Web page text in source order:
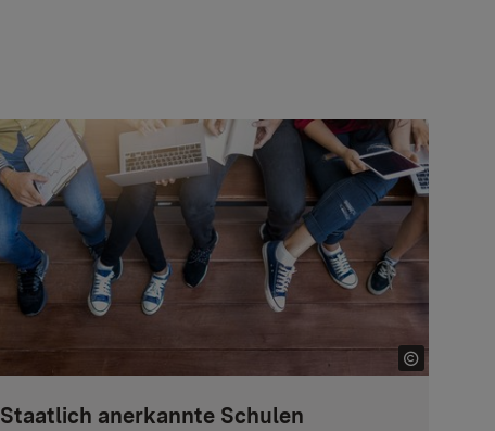
Staatlich anerkannte Schulen